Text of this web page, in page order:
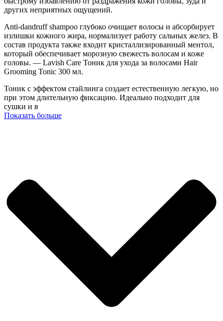
других неприятных ощущений.
Anti-dandruff shampoo глубоко очищает волосы и абсорбирует
излишки кожного жира, нормализует работу сальных желез. В
состав продукта также входит кристаллизированный ментол,
который обеспечивает морозную свежесть волосам и коже
головы. — Lavish Care Тоник для ухода за волосами Hair
Grooming Tonic 300 мл.
Тоник с эффектом стайлинга создает естественную легкую, но
при этом длительную фиксацию. Идеально подходит для
сушки и в
Показать больше